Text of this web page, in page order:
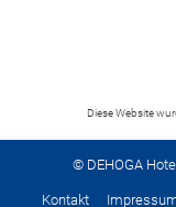
Diese Website
© DEHOGA
Kontakt